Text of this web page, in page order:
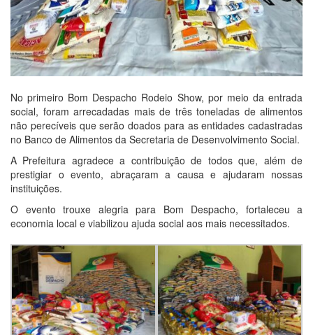
No primeiro Bom Despacho Rodeio Show, por meio da entrada
social, foram arrecadadas mais de três toneladas de alimentos
não perecíveis que serão doados para as entidades cadastradas
no Banco de Alimentos da Secretaria de Desenvolvimento Social.
A Prefeitura agradece a contribuição de todos que, além de
prestigiar o evento, abraçaram a causa e ajudaram nossas
instituições.
O evento trouxe alegria para Bom Despacho, fortaleceu a
economia local e viabilizou ajuda social aos mais necessitados.